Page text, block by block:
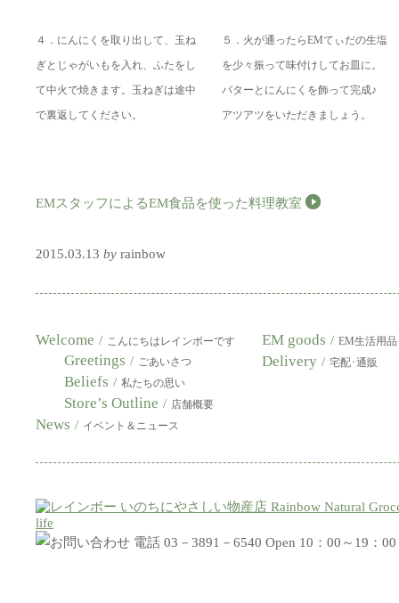
４．にんにくを取り出して、玉ね
ぎとじゃがいもを入れ、ふたをし
て中火で焼きます。玉ねぎは途中
で裏返してください。
５．火が通ったらEMてぃだの生塩
を少々振って味付けしてお皿に。
バターとにんにくを飾って完成♪
アツアツをいただきましょう。
EMスタッフによるEM食品を使った料理教室
2015.03.13 by rainbow
Welcome / こんにちはレインボーです
Greetings / ごあいさつ
Beliefs / 私たちの思い
Store’s Outline / 店舗概要
News / イベント＆ニュース
EM goods / EM生活用品
Delivery / 宅配･通販